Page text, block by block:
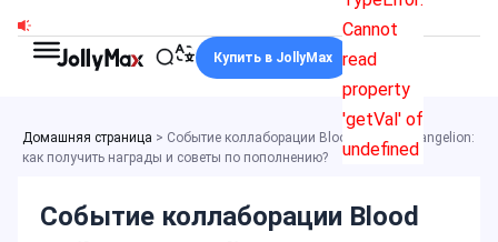
содержимому
Cannot
read
property
'getVal' of
undefined
Купить в JollyMax
Домашняя страница > Событие коллаборации Blood Strike x Evangelion:
как получить награды и советы по пополнению?
Событие коллаборации Blood